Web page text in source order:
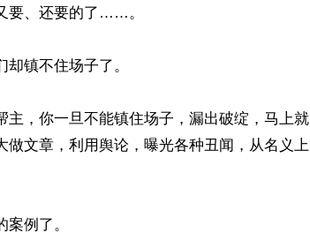
要、还要的了……。
镇不住场子了。
，你一旦不能镇住场子，漏出破绽，马上就
文章，利用舆论，曝光各种丑闻，从名义上
例了。